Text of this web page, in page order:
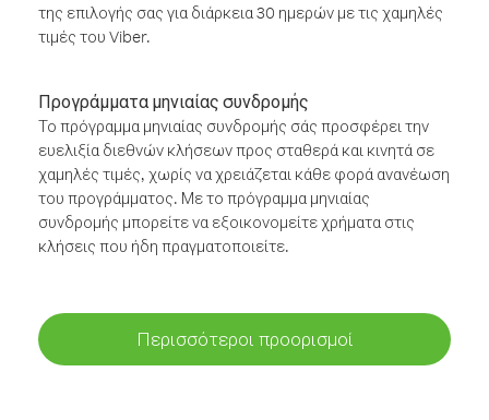
της επιλογής σας για διάρκεια 30 ημερών με τις χαμηλές
τιμές του Viber.
Προγράμματα μηνιαίας συνδρομής
Το πρόγραμμα μηνιαίας συνδρομής σάς προσφέρει την
ευελιξία διεθνών κλήσεων προς σταθερά και κινητά σε
χαμηλές τιμές, χωρίς να χρειάζεται κάθε φορά ανανέωση
του προγράμματος. Με το πρόγραμμα μηνιαίας
συνδρομής μπορείτε να εξοικονομείτε χρήματα στις
κλήσεις που ήδη πραγματοποιείτε.
Περισσότεροι προορισμοί